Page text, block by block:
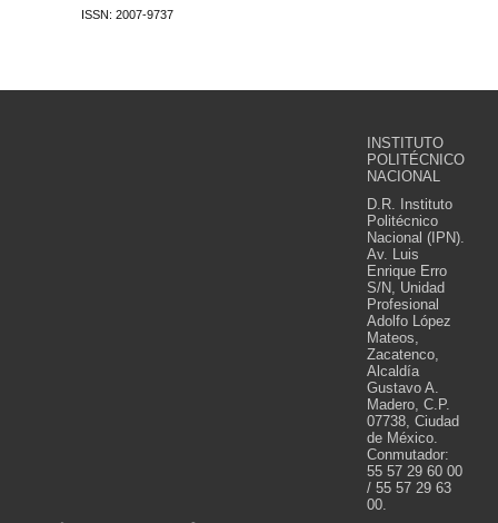
ISSN: 2007-9737
INSTITUTO
POLITÉCNICO
NACIONAL
D.R. Instituto
Politécnico
Nacional (IPN).
Av. Luis
Enrique Erro
S/N, Unidad
Profesional
Adolfo López
Mateos,
Zacatenco,
Alcaldía
Gustavo A.
Madero, C.P.
07738, Ciudad
de México.
Conmutador:
55 57 29 60 00
/ 55 57 29 63
00.